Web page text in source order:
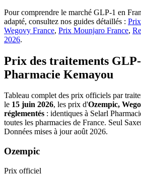
Pour comprendre le marché GLP-1 en
adapté, consultez nos guides détaillés :
Wegovy France, Prix Mounjaro France,
2026.
Prix des traitements
Pharmacie Kemayou
Tableau complet des prix officiels par
le 15 juin 2026, les prix d'Ozempic,
réglementés : identiques à Selarl
toutes les pharmacies de France. Seul
Données mises à jour août 2026.
Ozempic
Prix officiel